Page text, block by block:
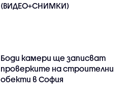
(ВИДЕО+СНИМКИ)
Боди камери ще записват
проверките на строителни
обекти в София